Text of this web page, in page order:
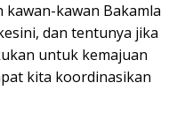
kawan-kawan Bakamla
dan tentunya jika
untuk kemajuan
kita koordinasikan